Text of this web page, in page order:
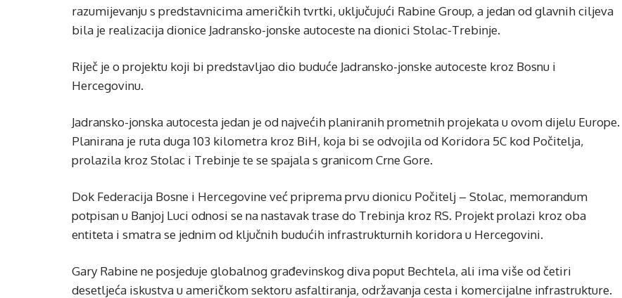
razumijevanju s predstavnicima američkih tvrtki, uključujući Rabine Group, a jedan od glavnih ciljeva
bila je realizacija dionice Jadransko-jonske autoceste na dionici Stolac-Trebinje.
Riječ je o projektu koji bi predstavljao dio buduće Jadransko-jonske autoceste kroz Bosnu i
Hercegovinu.
Jadransko-jonska autocesta jedan je od najvećih planiranih prometnih projekata u ovom dijelu Europe.
Planirana je ruta duga 103 kilometra kroz BiH, koja bi se odvojila od Koridora 5C kod Počitelja,
prolazila kroz Stolac i Trebinje te se spajala s granicom Crne Gore.
Dok Federacija Bosne i Hercegovine već priprema prvu dionicu Počitelj – Stolac, memorandum
potpisan u Banjoj Luci odnosi se na nastavak trase do Trebinja kroz RS. Projekt prolazi kroz oba
entiteta i smatra se jednim od ključnih budućih infrastrukturnih koridora u Hercegovini.
Gary Rabine ne posjeduje globalnog građevinskog diva poput Bechtela, ali ima više od četiri
desetljeća iskustva u američkom sektoru asfaltiranja, održavanja cesta i komercijalne infrastrukture.